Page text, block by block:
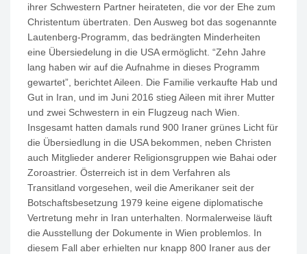
ihrer Schwestern Partner heirateten, die vor der Ehe zum
Christentum übertraten. Den Ausweg bot das sogenannte
Lautenberg-Programm, das bedrängten Minderheiten
eine Übersiedelung in die USA ermöglicht. “Zehn Jahre
lang haben wir auf die Aufnahme in dieses Programm
gewartet”, berichtet Aileen. Die Familie verkaufte Hab und
Gut in Iran, und im Juni 2016 stieg Aileen mit ihrer Mutter
und zwei Schwestern in ein Flugzeug nach Wien.
Insgesamt hatten damals rund 900 Iraner grünes Licht für
die Übersiedlung in die USA bekommen, neben Christen
auch Mitglieder anderer Religionsgruppen wie Bahai oder
Zoroastrier. Österreich ist in dem Verfahren als
Transitland vorgesehen, weil die Amerikaner seit der
Botschaftsbesetzung 1979 keine eigene diplomatische
Vertretung mehr in Iran unterhalten. Normalerweise läuft
die Ausstellung der Dokumente in Wien problemlos. In
diesem Fall aber erhielten nur knapp 800 Iraner aus der